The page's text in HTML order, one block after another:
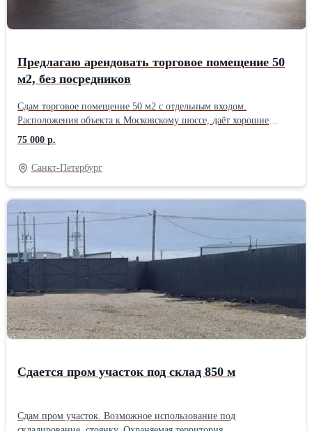
Предлагаю арендовать торговое помещение 50
м2, без посредников
Сдам торговое помещение 50 м2 с отдельным входом.
Расположения объекта к Московскому шоссе, даёт хорошие
логистические возможности и беспрепятственный доступ
большегрузов. Удобный подъезд, все коммуникации, помещение
готовое к работе. Охрана уже включена в стоимость аренды.
Доступ 24ч в любой день недели. Большой трафик
автотранспорта. На территории есть видеонаблюдение. Сдается
75 000 р.
Санкт-Петербург
Сдается пром участок под склад 850 м
Сдам пром участок. Возможное использование под